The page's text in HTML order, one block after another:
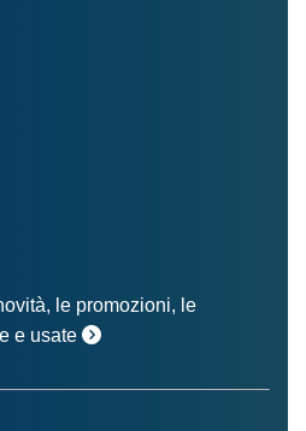
le promozioni, le
e usate